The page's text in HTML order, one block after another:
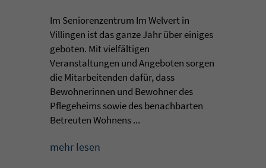
Im Seniorenzentrum Im Welvert in
Villingen ist das ganze Jahr über einiges
geboten. Mit vielfältigen
Veranstaltungen und Angeboten sorgen
die Mitarbeitenden dafür, dass
Bewohnerinnen und Bewohner des
Pflegeheims sowie des benachbarten
Betreuten Wohnens ...
mehr lesen